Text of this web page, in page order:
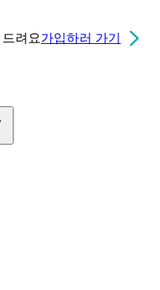
드려요가입하러 가기